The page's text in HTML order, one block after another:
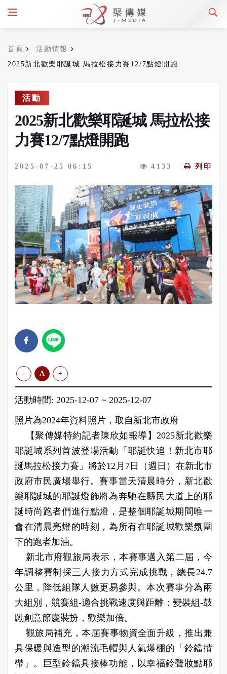
首頁
活動情報
2025新北歡樂耶誕城 馬拉松接力賽12/7點燈開跑
活動
2025新北歡樂耶誕城 馬拉松接
力賽12/7點燈開跑
2025-07-25 06:15 4133 列印
- A +
活動時間: 2025-12-07 ~ 2025-12-07
照片為2024年資料照片，取自新北市政府
【聚傳媒特約記者陳欣如報導】2025新北歡樂
耶誕城系列首波登場活動「耶誕快追！新北市耶
誕馬拉松接力賽」將於12月7日（週日）在新北市
政府市民廣場舉行。賽事當天清晨時分，新北歡
樂耶誕城的耶誕燈飾將為奔馳在縣民大道上的耶
誕時尚跑者們進行點燈，是整個耶誕城期間唯一
會在清晨亮燈的時刻，為所有在耶誕城歡樂氛圍
下的跑者加油。
新北市府觀旅局表示，本賽事邁入第二屆，今
年調整賽制採三人接力方式完成挑戰，總長24.7
公里，降低組隊人數更易參與。本次賽事分為兩
大組別，競賽組-適合挑戰速度與距離；變裝組-鼓
勵創意節慶裝扮，歡樂加倍。
觀旅局補充，本屆賽事物資全面升級，推出兼
具保暖與造型的潮流毛帽與人氣爆棚的「鈴鐺揹
帶」。巨型鈴鐺具接棒功能，以幸福鈴聲妝點耶